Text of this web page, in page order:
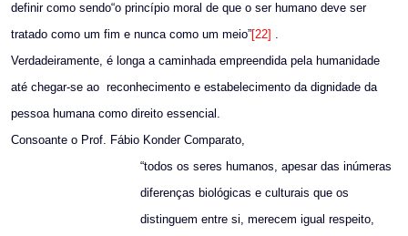
definir como sendo“o princípio moral de que o ser humano deve ser
tratado como um fim e nunca como um meio”[22] .
Verdadeiramente, é longa a caminhada empreendida pela humanidade
até chegar-se ao reconhecimento e estabelecimento da dignidade da
pessoa humana como direito essencial.
Consoante o Prof. Fábio Konder Comparato,
“todos os seres humanos, apesar das inúmeras
diferenças biológicas e culturais que os
distinguem entre si, merecem igual respeito,